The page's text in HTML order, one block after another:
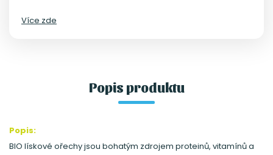
Více zde
Popis produktu
Popis:
BIO lískové ořechy jsou bohatým zdrojem proteinů, vitamínů a